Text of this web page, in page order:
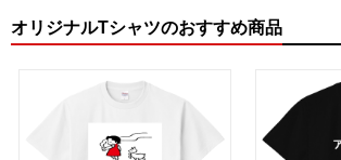
オリジナルTシャツのおすすめ商品